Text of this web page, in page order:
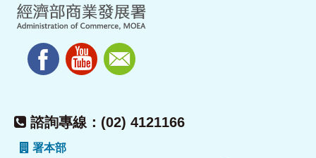
諮詢專線：(02) 4121166
署本部